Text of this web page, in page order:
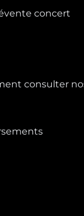
concert
consulter